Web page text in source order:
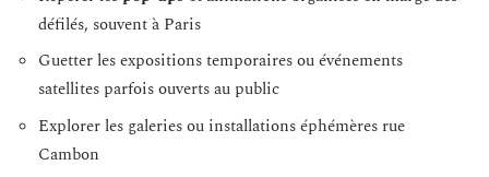
défilés, souvent à Paris
Guetter les expositions temporaires ou événements
satellites parfois ouverts au public
Explorer les galeries ou installations éphémères rue
Cambon